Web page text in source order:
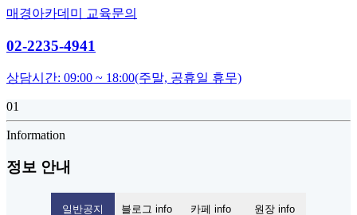
매경아카데미 교육문의
02-2235-4941
상담시간: 09:00 ~ 18:00(주말, 공휴일 휴무)
01
Information
정보 안내